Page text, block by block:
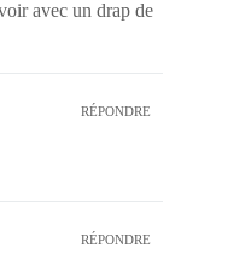
avec un drap de
RÉPONDRE
RÉPONDRE